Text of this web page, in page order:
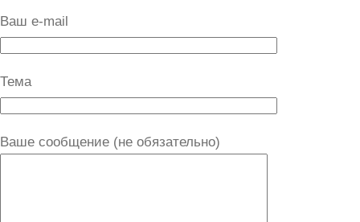
Ваш e-mail
Тема
Ваше сообщение (не обязательно)